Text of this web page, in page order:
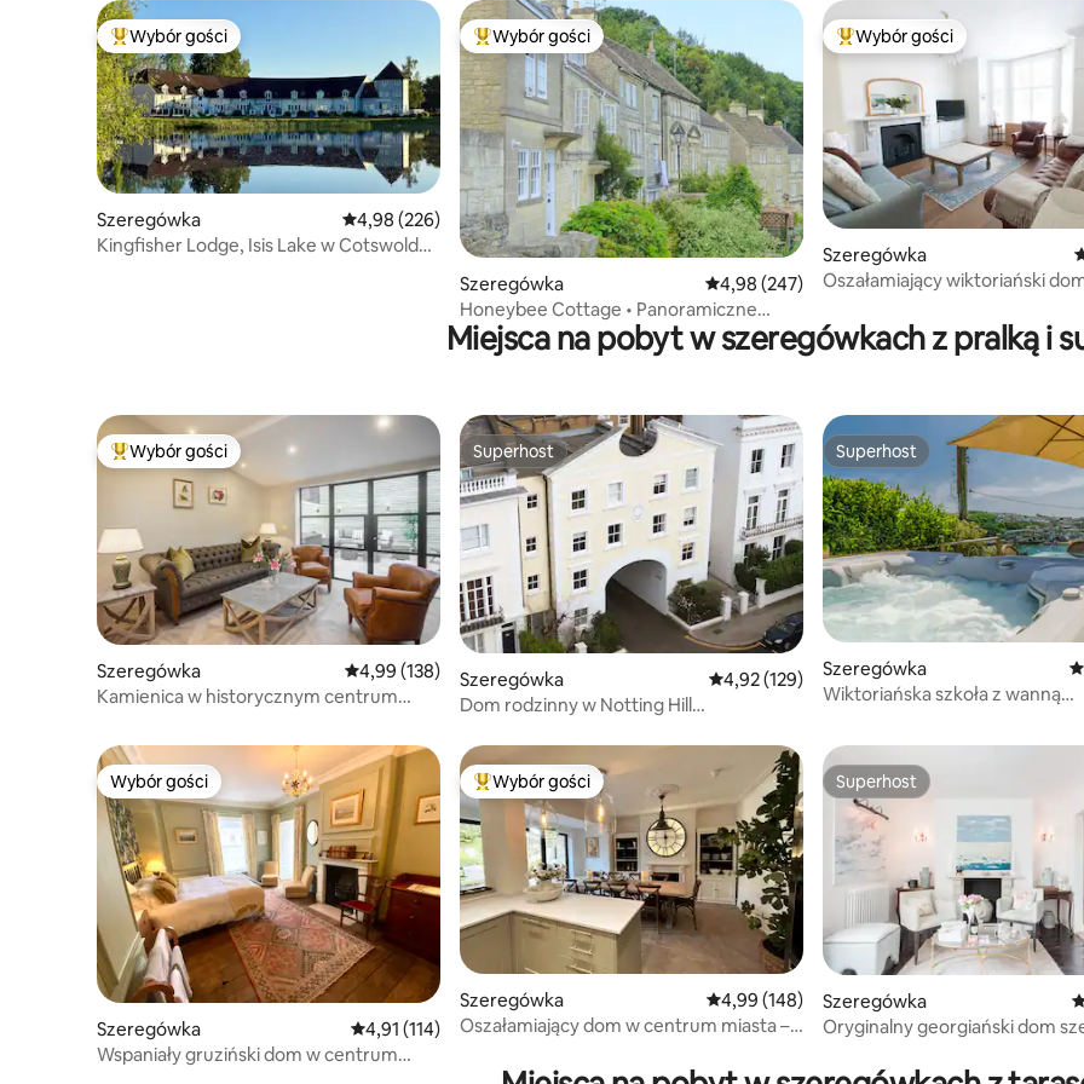
Najpopularniejsze z kategorii Wybór gości
Wybór gości
Szeregówka Średnia ocena: 4,98 na 5, liczba recenzji: 226
4,98 (226)
Kingfisher Lodge, Isis Lake w Cotswold
Najpopularniejsze z kategorii Wybór gości
Wybór gości
Szeregówka Średnia ocena: 4,98 na 5, liczba recenzji: 247
4,98 (247)
Honeybee Cottage • Panoramiczne
widoki i pobliskie Bath
Najpopularniejsze z kategorii
Wybór gości
Szeregówka
Oszałamiający wiktoriański
Miejsca na pobyt w szeregówkach z pralką i
Najpopularniejsze z kategorii Wybór gości
Wybór gości
Szeregówka Średnia ocena: 4,99 na 5, liczba recenzji: 138
4,99 (138)
Kamienica w historycznym centrum
Superhost
Superhost
Szeregówka Średnia ocena: 4,92 na 5, liczba recenzji: 129
4,92 (129)
Dom rodzinny w Notting Hill
Superhost
Superhost
Szeregówka
Wiktoriańska szkoła z wanną
Wybór gości
Wybór gości
Szeregówka Średnia ocena: 4,91 na 5, liczba recenzji: 114
4,91 (114)
Wspaniały gruziński dom w centrum
Najpopularniejsze z kategorii Wybór gości
Wybór gości
Szeregówka Średnia ocena: 4,99 na 5, liczba recenzji: 148
4,99 (148)
Oszałamiający dom w centrum miasta –
Superhost
Superhost
Szeregówka
Oryginalny georgiański dom